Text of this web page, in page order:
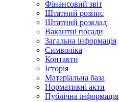
Фінансовий звіт
Штатний розпис
Штатний розклад
Вакантні посади
Загальна інформація
Символіка
Контакти
Історія
Матеріальна база
Нормативні акти
Публічна інформація